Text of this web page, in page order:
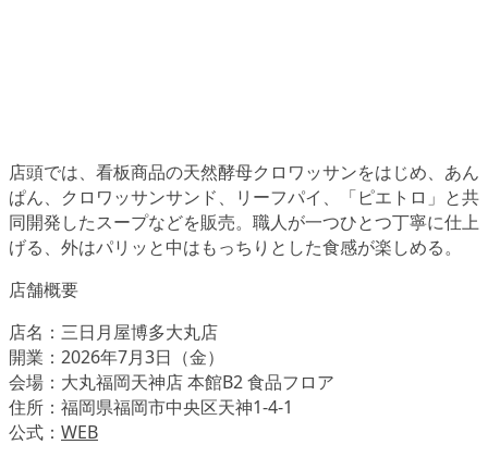
店頭では、看板商品の天然酵母クロワッサンをはじめ、あん
ぱん、クロワッサンサンド、リーフパイ、「ピエトロ」と共
同開発したスープなどを販売。職人が一つひとつ丁寧に仕上
げる、外はパリッと中はもっちりとした食感が楽しめる。
店舗概要
店名：三日月屋博多大丸店
開業：2026年7月3日（金）
会場：大丸福岡天神店 本館B2 食品フロア
住所：福岡県福岡市中央区天神1-4-1
公式： WEB